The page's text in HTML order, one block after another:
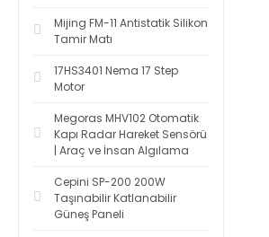
Mijing FM-11 Antistatik Silikon
Tamir Matı
17HS3401 Nema 17 Step
Motor
Megoras MHV102 Otomatik
Kapı Radar Hareket Sensörü
| Araç ve İnsan Algılama
Cepini SP-200 200W
Taşınabilir Katlanabilir
Güneş Paneli